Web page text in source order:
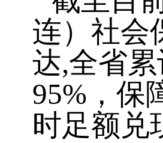
连）社会
达,全省
95%，保
时足额兑